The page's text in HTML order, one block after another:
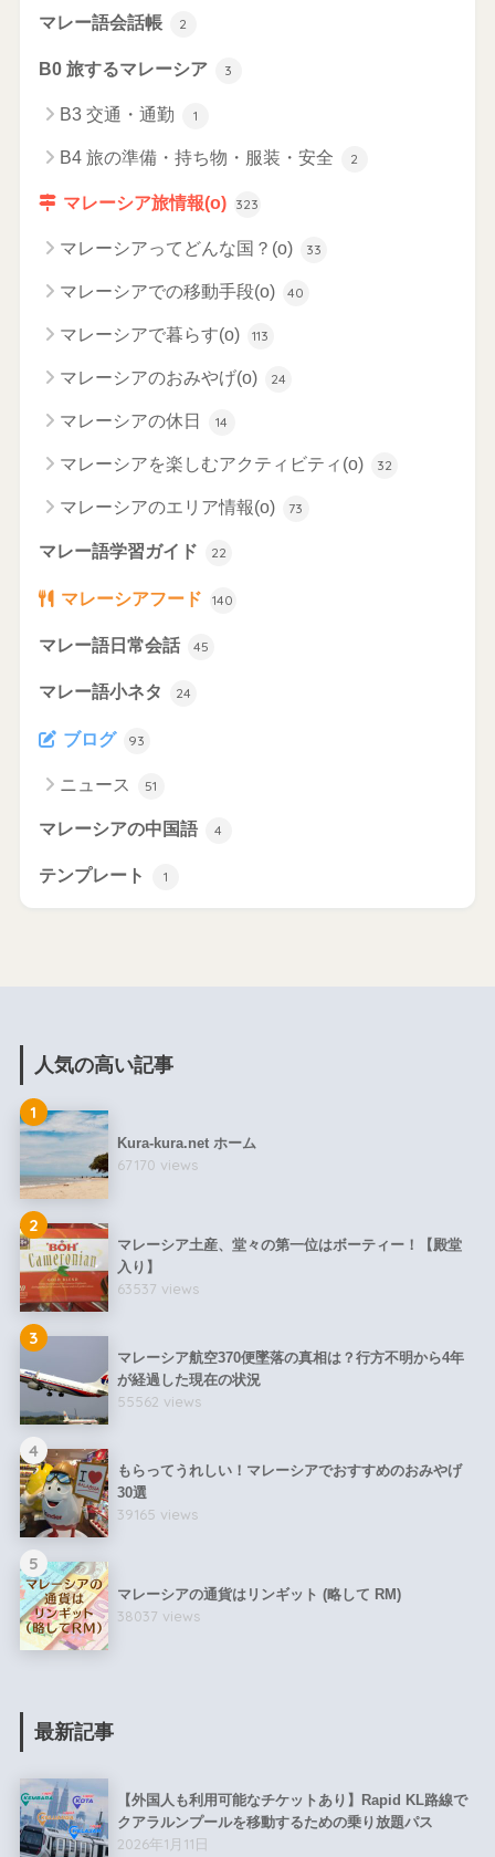
マレー語会話帳 2
B0 旅するマレーシア 3
B3 交通・通勤 1
B4 旅の準備・持ち物・服装・安全 2
マレーシア旅情報(o) 323
マレーシアってどんな国？(o) 33
マレーシアでの移動手段(o) 40
マレーシアで暮らす(o) 113
マレーシアのおみやげ(o) 24
マレーシアの休日 14
マレーシアを楽しむアクティビティ(o) 32
マレーシアのエリア情報(o) 73
マレー語学習ガイド 22
マレーシアフード 140
マレー語日常会話 45
マレー語小ネタ 24
ブログ 93
ニュース 51
マレーシアの中国語 4
テンプレート 1
人気の高い記事
1
Kura-kura.net ホーム
67170 views
2
マレーシア土産、堂々の第一位はボーティー！【殿堂
入り】
63537 views
3
マレーシア航空370便墜落の真相は？行方不明から4年
が経過した現在の状況
55562 views
4
もらってうれしい！マレーシアでおすすめのおみやげ
30選
39165 views
5
マレーシアの通貨はリンギット (略して RM)
38037 views
最新記事
【外国人も利用可能なチケットあり】Rapid KL路線で
クアラルンプールを移動するための乗り放題パス
2026年1月11日